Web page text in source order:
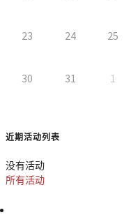
23 24 25
30 31 1
近期活动列表
没有活动
所有活动